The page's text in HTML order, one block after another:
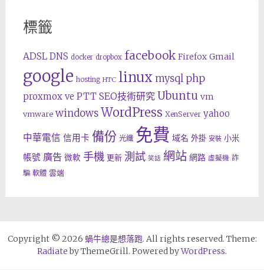
標籤
ADSL DNS docker dropbox facebook Firefox Gmail
google hosting HTC linux mysql php
proxmox ve PTT SEO技術研究 Ubuntu vm
vmware windows WordPress XenServer yahoo
中華電信 信用卡 備份 光纖 免費 域名 外掛 安裝 小米
帳號 廣告 微軟 手機 更新 測試 笑話 網站 網路 虛擬機 詐
騙 軟體 雲端
Copyright © 2026 蝸牛總是想落跑. All rights reserved. Theme:
Radiateby ThemeGrill. Powered byWordPress.